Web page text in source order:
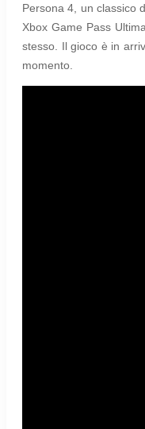
Persona 4, un classico
Xbox Game Pass
stesso. Il gioco è in
momento.